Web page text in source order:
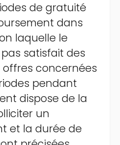
de gratuité
dans
laquelle le
satisfait des
offres concernées
pendant
dispose de la
un
et la durée de